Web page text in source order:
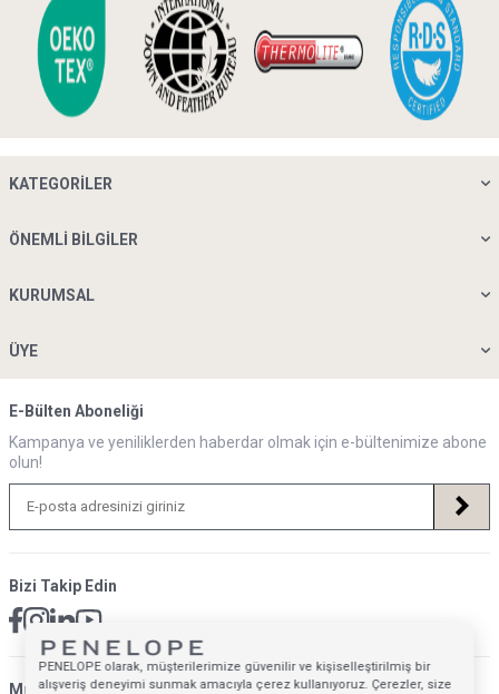
KATEGORILER
ÖNEMLI BILGILER
KURUMSAL
ÜYE
E-Bülten Aboneliği
Kampanya ve yeniliklerden haberdar olmak için e-bültenimize abone
olun!
Bizi Takip Edin
Müsteri Hizmetleri İletişim Adresi
PENELOPE olarak, müşterilerimize güvenilir ve kişiselleştirilmiş bir
alışveriş deneyimi sunmak amacıyla çerez kullanıyoruz. Çerezler, size